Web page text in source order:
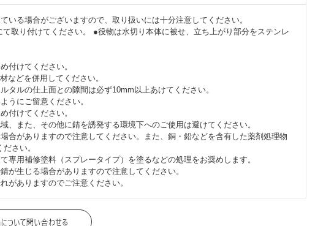
いる場合がございますので、取り扱いには十分注意してください。
取り付けてください。 ●役物は水切り本体に被せ、立ち上がり部分をステンレ
付けてください。
などを併用してください。
タルの仕上面との隙間は必ず10mm以上あけてください。
うにご留意ください。
付けてください。
、また、その他に錆を誘発する環境下へのご使用は避けてください。
合がありますので注意してください。また、銅・鉛などを含有した薬剤処理物
さい。
専用補修塗料（スプレータイプ）を塗るなどの処理をお奨めします。
が生じる場合がありますので注意してください。
がありますのでご注意ください。